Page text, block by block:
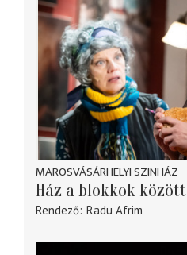
MAROSVÁSÁRHELYI SZINHÁZ
Ház a blokkok között
Rendező Radu Afrim